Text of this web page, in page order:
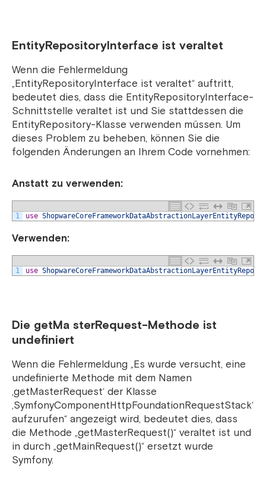
EntityRepositoryInterface ist veraltet
Wenn die Fehlermeldung
„EntityRepositoryInterface ist veraltet“ auftritt,
bedeutet dies, dass die EntityRepositoryInterface-
Schnittstelle veraltet ist und Sie stattdessen die
EntityRepository-Klasse verwenden müssen. Um
dieses Problem zu beheben, können Sie die
folgenden Änderungen an Ihrem Code vornehmen:
Anstatt zu verwenden:
1 use
Verwenden:
1 use
Die getMa sterRequest-Methode ist
undefiniert
Wenn die Fehlermeldung „Es wurde versucht, eine
undefinierte Methode mit dem Namen
‚getMasterRequest‘ der Klasse
‚SymfonyComponentHttpFoundationRequestStack‘
aufzurufen“ angezeigt wird, bedeutet dies, dass
die Methode „getMasterRequest()“ veraltet ist und
in durch „getMainRequest()“ ersetzt wurde
Symfony.